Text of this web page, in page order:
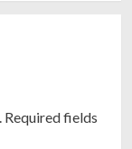
Required fields